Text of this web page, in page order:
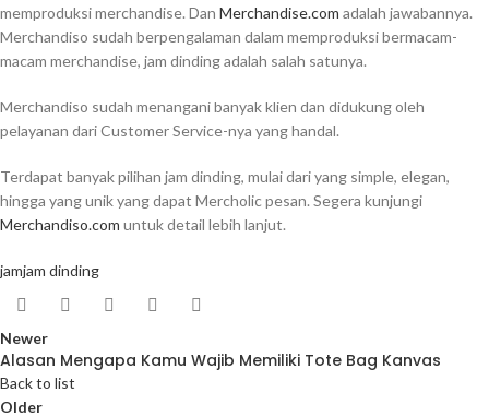
memproduksi merchandise. Dan Merchandise.com adalah jawabannya.
Merchandiso sudah berpengalaman dalam memproduksi bermacam-
macam merchandise, jam dinding adalah salah satunya.
Merchandiso sudah menangani banyak klien dan didukung oleh
pelayanan dari Customer Service-nya yang handal.
Terdapat banyak pilihan jam dinding, mulai dari yang simple, elegan,
hingga yang unik yang dapat Mercholic pesan. Segera kunjungi
Merchandiso.com untuk detail lebih lanjut.
jamjam dinding
Newer
Alasan Mengapa Kamu Wajib Memiliki Tote Bag Kanvas
Back to list
Older